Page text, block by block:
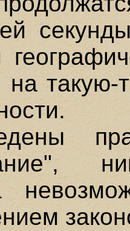
на такую-